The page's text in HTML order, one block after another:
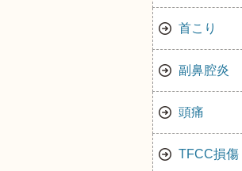
首こり
副鼻腔炎
頭痛
TFCC損傷